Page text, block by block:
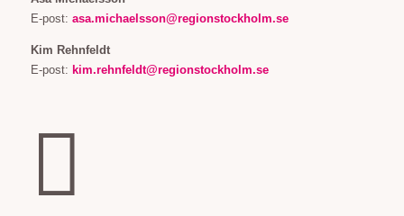
E-post: asa.michaelsson@regionstockholm.se
Kim Rehnfeldt
E-post: kim.rehnfeldt@regionstockholm.se
